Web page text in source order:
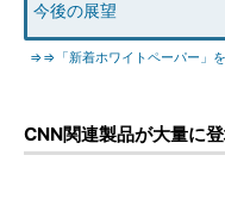
今後の展望
⇒⇒「新着ホワイトペーパー」
CNN関連製品が大量に